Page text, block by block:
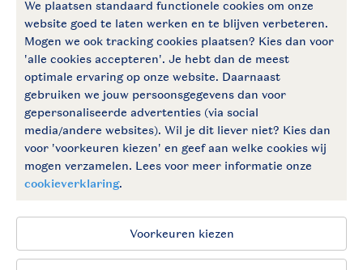
Follow Us
facebookinstagram
Vakantietips & inspiratie?
Toegankelijkheid © 2026 Landal